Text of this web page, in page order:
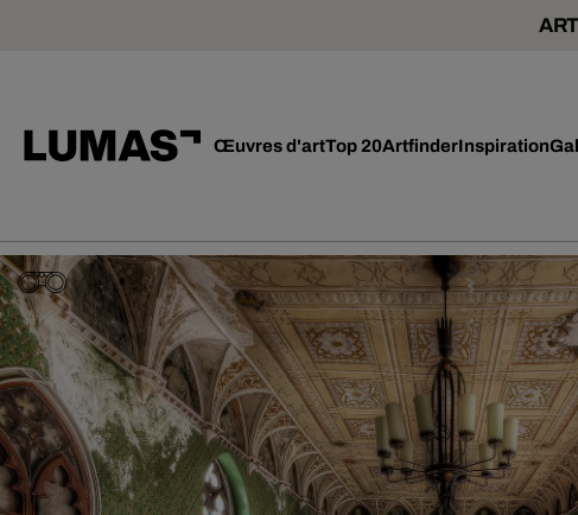
Œuvres d'artTop 20ArtfinderInspiration